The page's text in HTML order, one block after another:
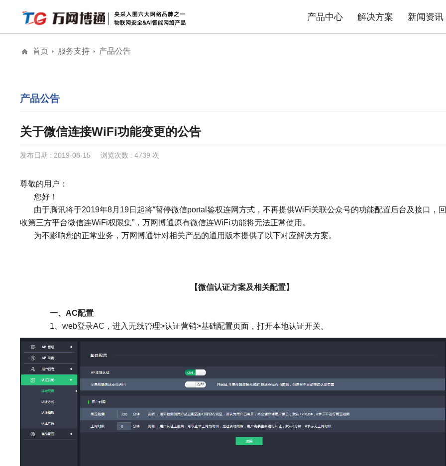
产品中心 解决方案
解决方案
新闻资讯
首页 服务支持 产品公告
产品公告
关于微信连接WiFi功能变更的公告
发布日期 : 2019-08-15 浏览次数 : 4739 次
尊敬的用户：
您好！
由于腾讯将于2019年8月 19日起将“暂停微信portal鉴权连网方式，不再提供WiFi关联公众号的功能配置后台及接口，
收第三方平台微信连WiFi权限集”，万网博通原有微信连WiFi功能将无法正常使用。
为不影响您的正常业务，万网博通针对相关产品的通用版本提供了以下对应解决方案。
【微信认证方案及相关配置】
一、 AC配置
1 、web登录AC ，进入无线管理>认证营销>基础配置页面，打开本地认证开关。